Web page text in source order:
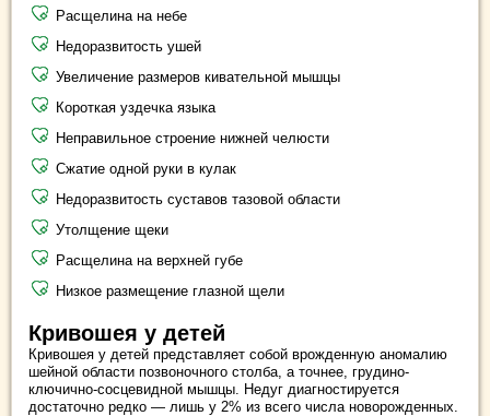
Расщелина на небе
Недоразвитость ушей
Увеличение размеров кивательной мышцы
Короткая уздечка языка
Неправильное строение нижней челюсти
Сжатие одной руки в кулак
Недоразвитость суставов тазовой области
Утолщение щеки
Расщелина на верхней губе
Низкое размещение глазной щели
Кривошея у детей
Кривошея у детей представляет собой врожденную аномалию
шейной области позвоночного столба, а точнее, грудино-
ключично-сосцевидной мышцы. Недуг диагностируется
достаточно редко — лишь у 2% из всего числа новорожденных.